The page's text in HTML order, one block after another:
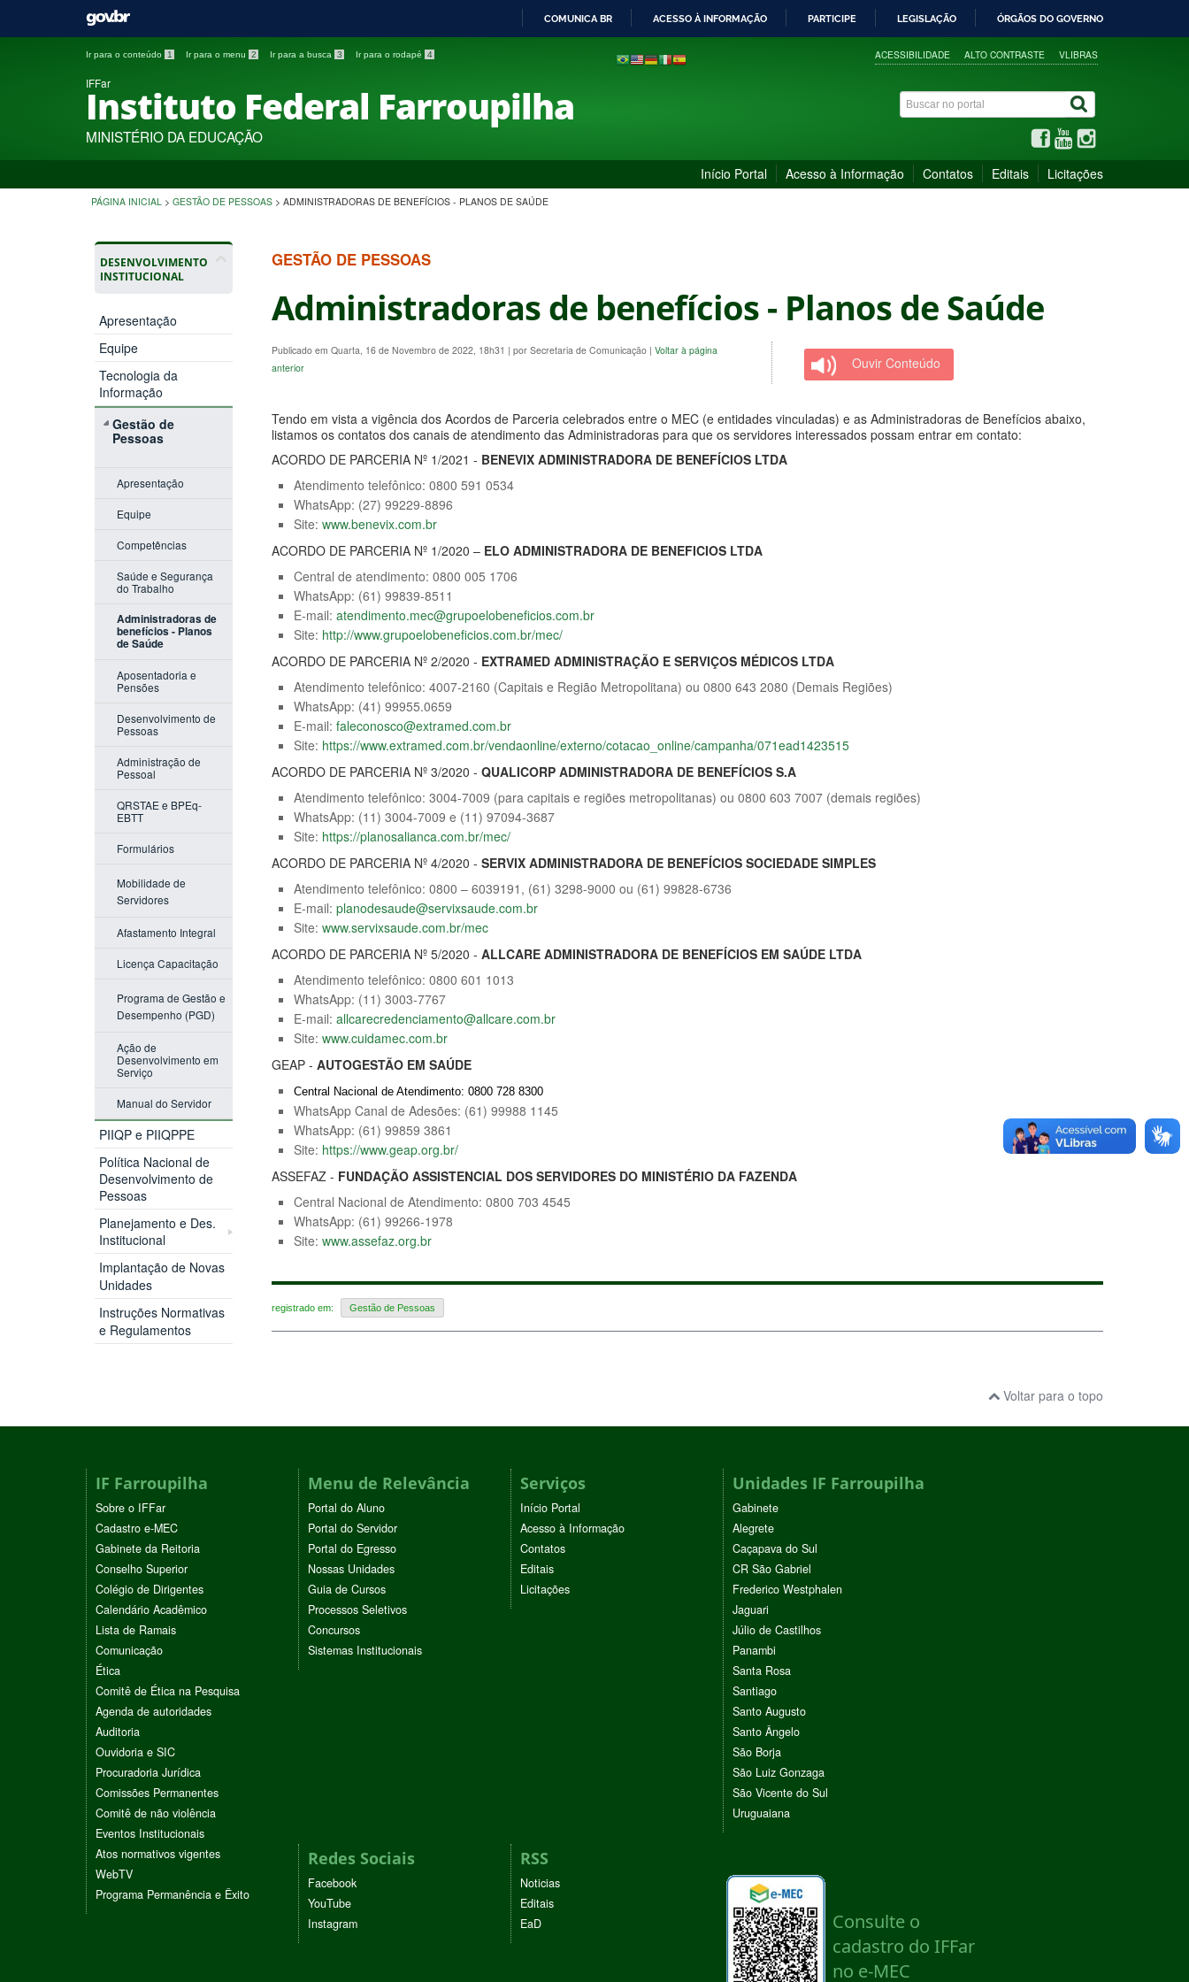
PARA
COMUNICA BR ACESSO À INFORMAÇÃO PARTICIPE LEGISLAÇÃO ÓRGÃOS DO GOVERNO
Ir para o conteúdo 1 Ir para o menu 2 Ir para a busca 3 Ir para o rodapé 4 ACESSIBILIDADE ALTO CONTRASTE VLIBRAS
IFFar
Instituto Federal Farroupilha
MINISTÉRIO DA EDUCAÇÃO
Início Portal Acesso à Informação Contatos Editais Licitações
PÁGINA INICIAL > GESTÃO DE PESSOAS > ADMINISTRADORAS DE BENEFÍCIOS - PLANOS DE SAÚDE
DESENVOLVIMENTO
INSTITUCIONAL
Apresentação
Equipe
Tecnologia da
Informação
Gestão de
Pessoas
Apresentação
Equipe
Competências
Saúde e Segurança
do Trabalho
Administradoras de
benefícios - Planos
de Saúde
Aposentadoria e
Pensões
Desenvolvimento de
Pessoas
Administração de
Pessoal
QRSTAE e BPEq-
EBTT
Formulários
Mobilidade de
Servidores
Afastamento Integral
Licença Capacitação
Programa de Gestão e
Desempenho (PGD)
Ação de
Desenvolvimento em
Serviço
Manual do Servidor
PIIQP e PIIQPPE
Política Nacional de
Desenvolvimento de
Pessoas
Planejamento e Des.
Institucional
Implantação de Novas
Unidades
Instruções Normativas
e Regulamentos
GESTÃO DE PESSOAS
Administradoras de benefícios - Planos de Saúde
Publicado em Quarta, 16 de Novembro de 2022, 18h31 | por Secretaria de Comunicação | Voltar à página
anterior
Ouvir Conteúdo
Tendo em vista a vigência dos Acordos de Parceria celebrados entre o MEC (e entidades vinculadas) e as Administradoras de Benefícios abaixo,
listamos os contatos dos canais de atendimento das Administradoras para que os servidores interessados possam entrar em contato:
ACORDO DE PARCERIA Nº 1/2021 - BENEVIX ADMINISTRADORA DE BENEFÍCIOS LTDA
Atendimento telefônico: 0800 591 0534
WhatsApp: (27) 99229-8896
Site: www.benevix.com.br
ACORDO DE PARCERIA Nº 1/2020 – ELO ADMINISTRADORA DE BENEFICIOS LTDA
Central de atendimento: 0800 005 1706
WhatsApp: (61) 99839-8511
E-mail: atendimento.mec@grupoelobeneficios.com.br
Site: http://www.grupoelobeneficios.com.br/mec/
ACORDO DE PARCERIA Nº 2/2020 - EXTRAMED ADMINISTRAÇÃO E SERVIÇOS MÉDICOS LTDA
Atendimento telefônico: 4007-2160 (Capitais e Região Metropolitana) ou 0800 643 2080 (Demais Regiões)
WhatsApp: (41) 99955.0659
E-mail: faleconosco@extramed.com.br
Site: https://www.extramed.com.br/vendaonline/externo/cotacao_online/campanha/071ead1423515
ACORDO DE PARCERIA Nº 3/2020 - QUALICORP ADMINISTRADORA DE BENEFÍCIOS S.A
Atendimento telefônico: 3004-7009 (para capitais e regiões metropolitanas) ou 0800 603 7007 (demais regiões)
WhatsApp: (11) 3004-7009 e (11) 97094-3687
Site: https://planosalianca.com.br/mec/
ACORDO DE PARCERIA Nº 4/2020 - SERVIX ADMINISTRADORA DE BENEFÍCIOS SOCIEDADE SIMPLES
Atendimento telefônico: 0800 – 6039191, (61) 3298-9000 ou (61) 99828-6736
E-mail: planodesaude@servixsaude.com.br
Site: www.servixsaude.com.br/mec
ACORDO DE PARCERIA Nº 5/2020 - ALLCARE ADMINISTRADORA DE BENEFÍCIOS EM SAÚDE LTDA
Atendimento telefônico: 0800 601 1013
WhatsApp: (11) 3003-7767
E-mail: allcarecredenciamento@allcare.com.br
Site: www.cuidamec.com.br
GEAP - AUTOGESTÃO EM SAÚDE
Central Nacional de Atendimento: 0800 728 8300
WhatsApp Canal de Adesões: (61) 99988 1145
WhatsApp: (61) 99859 3861
Site: https://www.geap.org.br/
ASSEFAZ - FUNDAÇÃO ASSISTENCIAL DOS SERVIDORES DO MINISTÉRIO DA FAZENDA
Central Nacional de Atendimento: 0800 703 4545
WhatsApp: (61) 99266-1978
Site: www.assefaz.org.br
registrado em: Gestão de Pessoas
Voltar para o topo
IF Farroupilha
Sobre o IFFar
Cadastro e-MEC
Gabinete da Reitoria
Conselho Superior
Colégio de Dirigentes
Calendário Acadêmico
Lista de Ramais
Comunicação
Ética
Comitê de Ética na Pesquisa
Agenda de autoridades
Auditoria
Ouvidoria e SIC
Procuradoria Jurídica
Comissões Permanentes
Comitê de não violência
Eventos Institucionais
Atos normativos vigentes
WebTV
Programa Permanência e Êxito
Menu de Relevância
Portal do Aluno
Portal do Servidor
Portal do Egresso
Nossas Unidades
Guia de Cursos
Processos Seletivos
Concursos
Sistemas Institucionais
Serviços
Início Portal
Acesso à Informação
Contatos
Editais
Licitações
Unidades IF Farroupilha
Gabinete
Alegrete
Caçapava do Sul
CR São Gabriel
Frederico Westphalen
Jaguari
Júlio de Castilhos
Panambi
Santa Rosa
Santiago
Santo Augusto
Santo Ângelo
São Borja
São Luiz Gonzaga
São Vicente do Sul
Uruguaiana
Redes Sociais
Facebook
YouTube
Instagram
RSS
Noticias
Editais
EaD